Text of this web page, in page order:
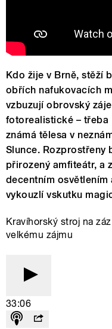
Kdo žije v Brně, stěží
obřích nafukovacích
vzbuzují obrovský
fotorealistické – třeba
známá tělesa v
Slunce. Rozprostřeny
přirozený amfiteátr, a
decentním osvětlením
vykouzlí vskutku
Kravíhorský stroj na
velkému zájmu
33:06